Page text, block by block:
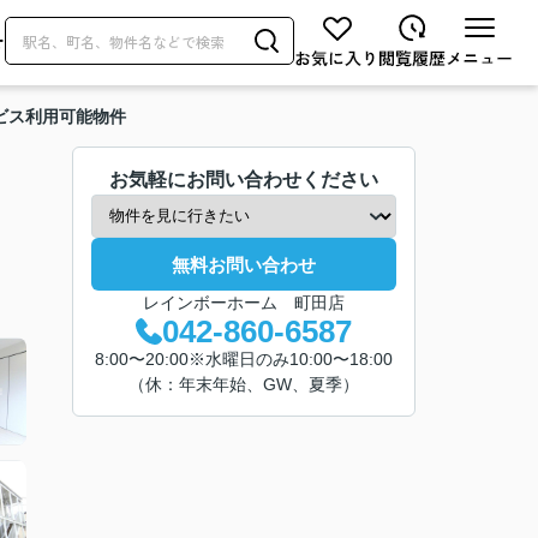
ス利用可能物件
お気軽にお問い合わせください
無料お問い合わせ
レインボーホーム 町田店
042-860-6587
8:00〜20:00※水曜日のみ10:00〜18:00
（休：年末年始、GW、夏季）